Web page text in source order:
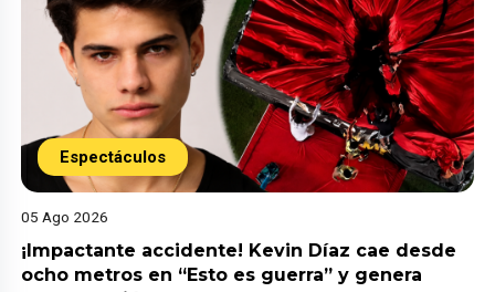
Espectáculos
05 Ago 2026
¡Impactante accidente! Kevin Díaz cae desde
ocho metros en “Esto es guerra” y genera